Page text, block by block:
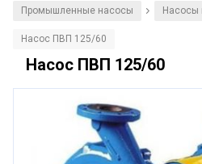
Промышленные насосы / Насосы
Насос ПВП 125/60
Насос ПВП 125/60